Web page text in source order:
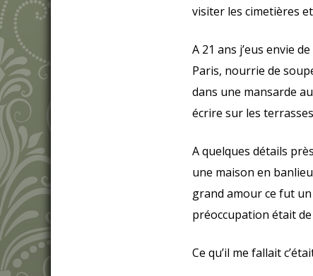
visiter les cimetières
A 21 ans j’eus envie
Paris, nourrie de
dans une mansarde
écrire sur les
A quelques détails
une maison en
grand amour ce fut
préoccupation était
Ce qu’il me fallait